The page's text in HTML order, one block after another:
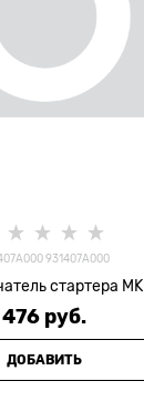
931407A000
стартера MK
476 руб.
ДОБАВИТЬ